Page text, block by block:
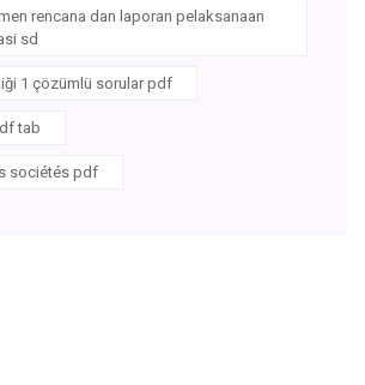
rencana dan laporan pelaksanaan
sd
1 çözümlü sorular pdf
tab
sociétés pdf